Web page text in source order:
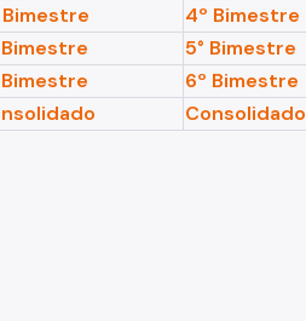
Bimestre
4º Bimestre
Bimestre
5° Bimestre
Bimestre
6º Bimestre
Consolidado